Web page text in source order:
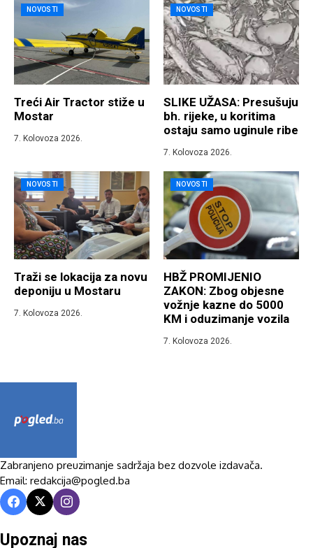
NOVOSTI
Treći Air Tractor stiže u
Mostar
7. Kolovoza 2026.
NOVOSTI
SLIKE UŽASA: Presušuju
bh. rijeke, u koritima
ostaju samo uginule ribe
7. Kolovoza 2026.
NOVOSTI
Traži se lokacija za novu
deponiju u Mostaru
7. Kolovoza 2026.
NOVOSTI
HBŽ PROMIJENIO
ZAKON: Zbog objesne
vožnje kazne do 5000
KM i oduzimanje vozila
7. Kolovoza 2026.
Zabranjeno preuzimanje sadržaja bez dozvole izdavača.
Email: redakcija@pogled.ba
Upoznaj nas